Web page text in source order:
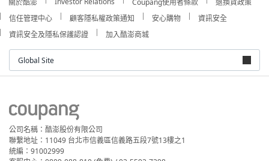
關於酷澎 Coupang使用者條款
退換貨政策
信任管理中心
顧客隱私權政策通知 安心購物
資訊安全
資訊安全及隱私保護認證
加入酷澎商城
Global Site
公司名稱：酷澎股份有限公司
聯繫地址：11049 台北市信義區信義路五段7號13樓之1
統編：91002999